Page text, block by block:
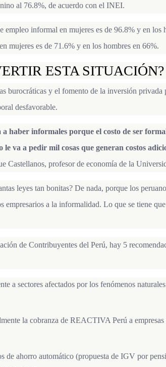
al 76.8%, de acuerdo con el INEI.
empleo informal en mujeres es de 96.8% y en
mujeres es de 71.6% y en los hombres en 66%.
ESTA SITUACIÓN?
burocráticas y el fomento de la inversión privada
desfavorable.
haber informales porque el costo de ser
le va a pedir mil cosas que generan costos
Castellanos, profesor de economía de la
leyes tan bonitas? De nada, porque los
empresarios a la informalidad. Lo que se tiene
de Contribuyentes del Perú, hay 5
a sectores afectados por los fenómenos
la cobranza de REACTIVA Perú a
de ahorro automático (propuesta de IGV por